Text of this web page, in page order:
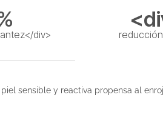
div>
sensible y reactiva propensa al